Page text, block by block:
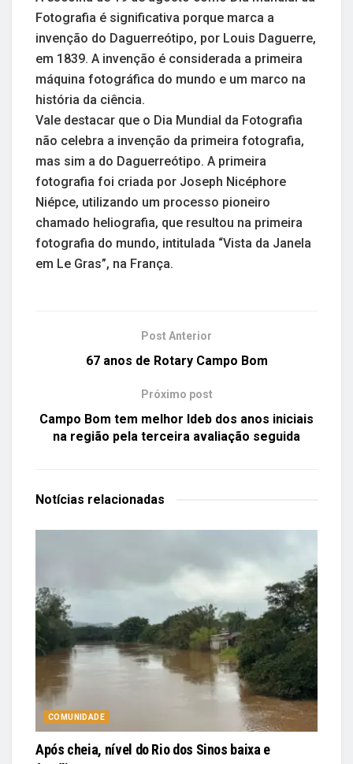
Fotografia é significativa porque marca a
invenção do Daguerreótipo, por Louis Daguerre,
em 1839. A invenção é considerada a primeira
máquina fotográfica do mundo e um marco na
história da ciência.
Vale destacar que o Dia Mundial da Fotografia
não celebra a invenção da primeira fotografia,
mas sim a do Daguerreótipo. A primeira
fotografia foi criada por Joseph Nicéphore
Niépce, utilizando um processo pioneiro
chamado heliografia, que resultou na primeira
fotografia do mundo, intitulada “Vista da Janela
em Le Gras”, na França.
Post Anterior
67 anos de Rotary Campo Bom
Próximo post
Campo Bom tem melhor Ideb dos anos iniciais
na região pela terceira avaliação seguida
Notícias relacionadas
COMUNIDADE
Após cheia, nível do Rio dos Sinos baixa e